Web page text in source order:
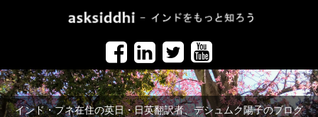
インド・プネ在住の英日・日英翻訳者、デシュムク陽子のブログ